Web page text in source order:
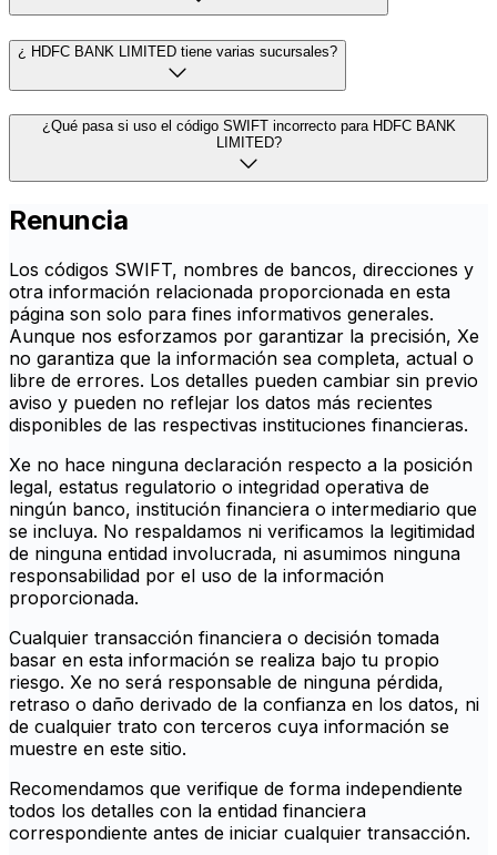
¿ HDFC BANK LIMITED tiene varias sucursales?
¿Qué pasa si uso el código SWIFT incorrecto para HDFC BANK
LIMITED?
Renuncia
Los códigos SWIFT, nombres de bancos, direcciones y
otra información relacionada proporcionada en esta
página son solo para fines informativos generales.
Aunque nos esforzamos por garantizar la precisión, Xe
no garantiza que la información sea completa, actual o
libre de errores. Los detalles pueden cambiar sin previo
aviso y pueden no reflejar los datos más recientes
disponibles de las respectivas instituciones financieras.
Xe no hace ninguna declaración respecto a la posición
legal, estatus regulatorio o integridad operativa de
ningún banco, institución financiera o intermediario que
se incluya. No respaldamos ni verificamos la legitimidad
de ninguna entidad involucrada, ni asumimos ninguna
responsabilidad por el uso de la información
proporcionada.
Cualquier transacción financiera o decisión tomada
basar en esta información se realiza bajo tu propio
riesgo. Xe no será responsable de ninguna pérdida,
retraso o daño derivado de la confianza en los datos, ni
de cualquier trato con terceros cuya información se
muestre en este sitio.
Recomendamos que verifique de forma independiente
todos los detalles con la entidad financiera
correspondiente antes de iniciar cualquier transacción.